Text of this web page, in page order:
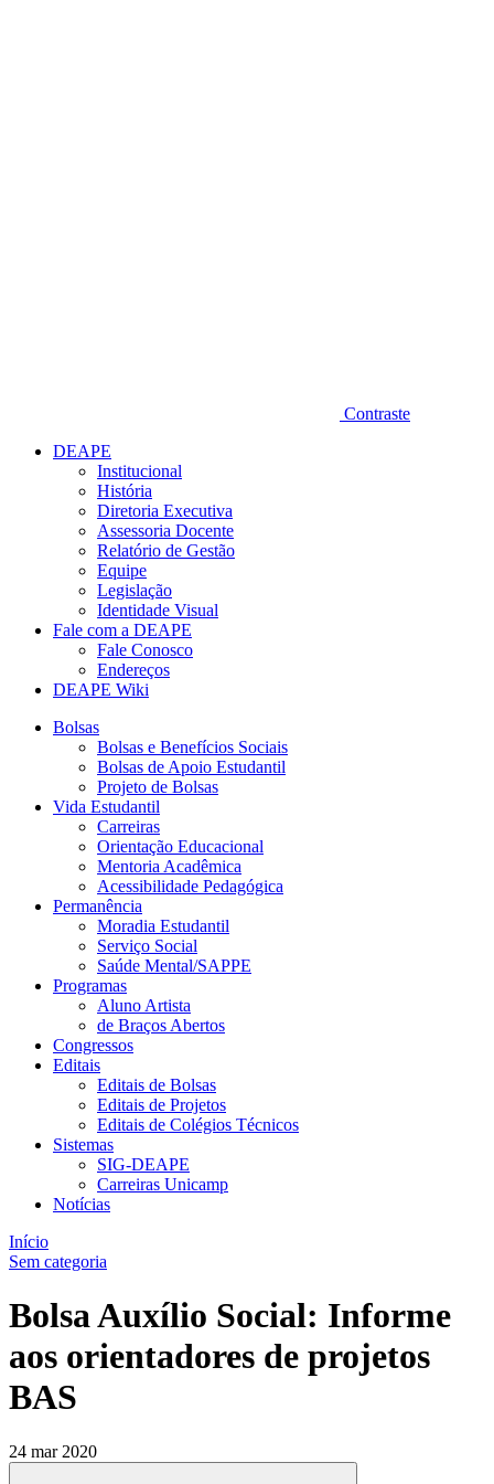
Contraste
DEAPE
Institucional
História
Diretoria Executiva
Assessoria Docente
Relatório de Gestão
Equipe
Legislação
Identidade Visual
Fale com a DEAPE
Fale Conosco
Endereços
DEAPE Wiki
Bolsas
Bolsas e Benefícios Sociais
Bolsas de Apoio Estudantil
Projeto de Bolsas
Vida Estudantil
Carreiras
Orientação Educacional
Mentoria Acadêmica
Acessibilidade Pedagógica
Permanência
Moradia Estudantil
Serviço Social
Saúde Mental/SAPPE
Programas
Aluno Artista
de Braços Abertos
Congressos
Editais
Editais de Bolsas
Editais de Projetos
Editais de Colégios Técnicos
Sistemas
SIG-DEAPE
Carreiras Unicamp
Notícias
Início
Sem categoria
Bolsa Auxílio Social: Informe
aos orientadores de projetos
BAS
24 mar 2020